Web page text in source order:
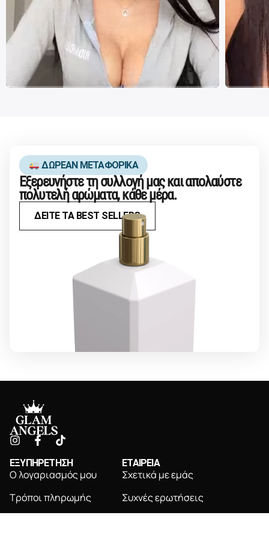
ΔΩΡΕΑΝ ΜΕΤΑΦΟΡΙΚΑ
Εξερευνήστε τη συλλογή μας και απολαύστε
πολυτελή αρώματα, κάθε μέρα.
ΔΕΙΤΕ ΤΑ BEST SELLERS
ΕΞΥΠΗΡΕΤΗΣΗ
Ο λογαριασμός μου
Τρόποι πληρωμής
ΕΤΑΙΡΕΙΑ
Σχετικά με εμάς
Συχνές ερωτήσεις